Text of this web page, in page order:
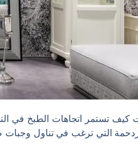
التي ترغب في تناول